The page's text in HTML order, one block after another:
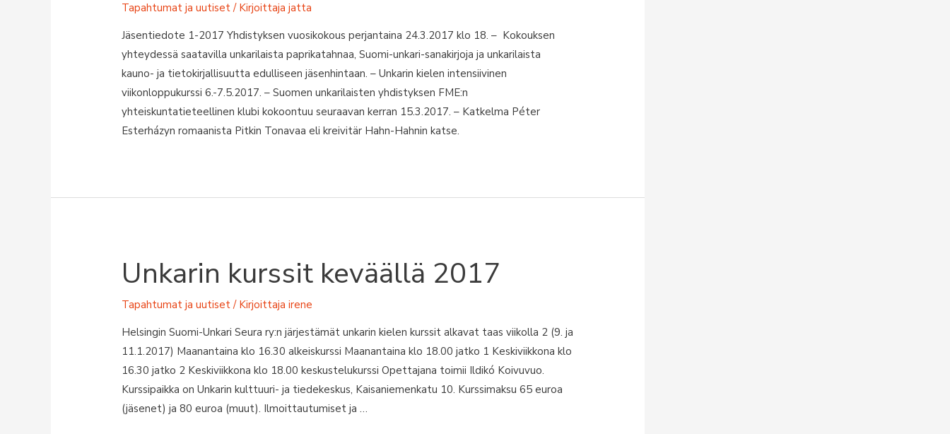
Tapahtumat ja uutiset/ Kirjoittajajatta
Jäsentiedote 1-2017 Yhdistyksen vuosikokous perjantaina 24.3.2017 klo 18. – Kokouksen
yhteydessä saatavilla unkarilaista paprikatahnaa, Suomi-unkari-sanakirjoja ja unkarilaista
kauno- ja tietokirjallisuutta edulliseen jäsenhintaan. – Unkarin kielen intensiivinen
viikonloppukurssi 6.-7.5.2017. – Suomen unkarilaisten yhdistyksen FME:n
yhteiskuntatieteellinen klubi kokoontuu seuraavan kerran 15.3.2017. – Katkelma Péter
Esterházyn romaanista Pitkin Tonavaa eli kreivitär Hahn-Hahnin katse.
Unkarin kurssit keväällä 2017
Tapahtumat ja uutiset/ Kirjoittajairene
Helsingin Suomi-Unkari Seura ry:n järjestämät unkarin kielen kurssit alkavat taas viikolla 2 (9. ja
11.1.2017) Maanantaina klo 16.30 alkeiskurssi Maanantaina klo 18.00 jatko 1 Keskiviikkona klo
16.30 jatko 2 Keskiviikkona klo 18.00 keskustelukurssi Opettajana toimii Ildikó Koivuvuo.
Kurssipaikka on Unkarin kulttuuri- ja tiedekeskus, Kaisaniemenkatu 10. Kurssimaksu 65 euroa
(jäsenet) ja 80 euroa (muut). Ilmoittautumiset ja …